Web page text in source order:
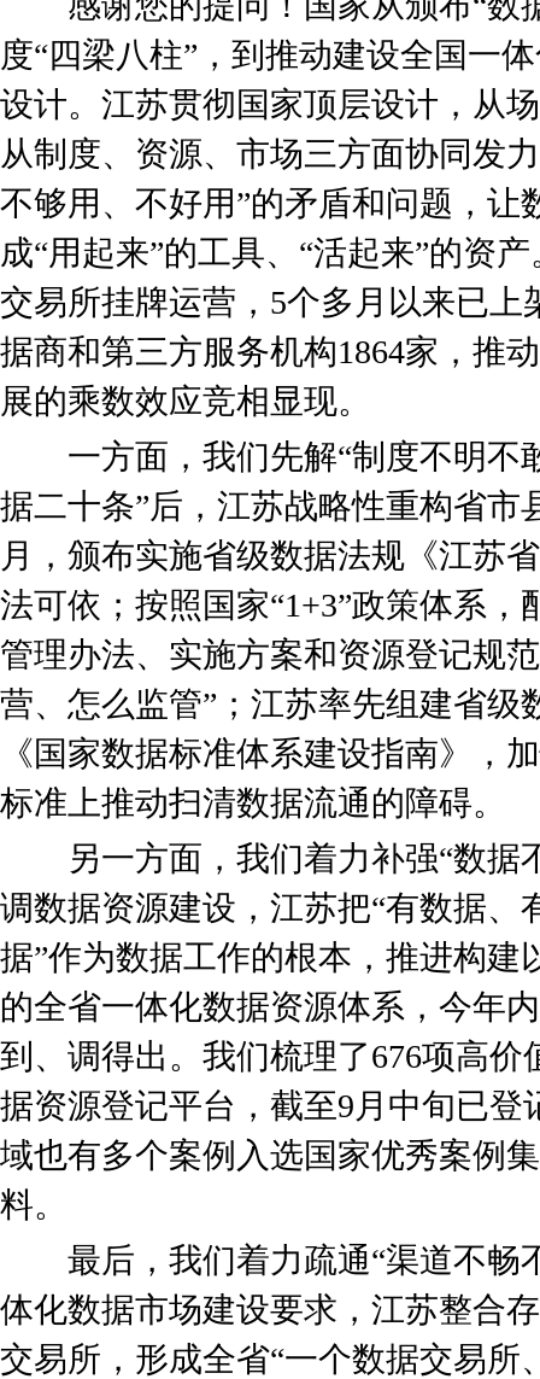
度“四梁八柱”，到推动建设全国一
设计。江苏贯彻国家顶层设计，从
从制度、资源、市场三方面协同发
不够用、不好用”的矛盾和问题，让
成“用起来”的工具、“活起来”的资
交易所挂牌运营，5个多月以来已上
据商和第三方服务机构1864家，推
展的乘数效应竞相显现。
一方面，我们先解“制度不明不
据二十条”后，江苏战略性重构省市
月，颁布实施省级数据法规《江苏
法可依；按照国家“1+3”政策体系
管理办法、实施方案和资源登记规
营、怎么监管”；江苏率先组建省级
《国家数据标准体系建设指南》，
标准上推动扫清数据流通的障碍。
另一方面，我们着力补强“数据
调数据资源建设，江苏把“有数据、
据”作为数据工作的根本，推进构建
的全省一体化数据资源体系，今年
到、调得出。我们梳理了676项高
据资源登记平台，截至9月中旬已登
域也有多个案例入选国家优秀案例
料。
最后，我们着力疏通“渠道不畅
体化数据市场建设要求，江苏整合
交易所，形成全省“一个数据交易所